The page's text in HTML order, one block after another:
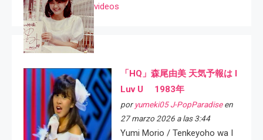
videos
「HQ」森尾由美 天気予報は I
Luv U 1983年
por yumeki05 J-PopParadiseen
27 marzo 2026 a las 3:44
Yumi Morio / Tenkeyoho wa I